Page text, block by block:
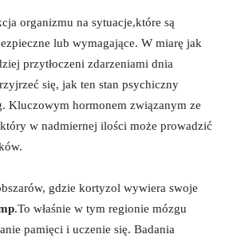
organizmu na sytuacje,które są
lub wymagające. W miarę jak
przytłoczeni zdarzeniami dnia
się, jak ten stan psychiczny
Kluczowym hormonem związanym ze
w nadmiernej ilości może prowadzić
gdzie kortyzol wywiera swoje
.To właśnie w tym regionie mózgu
pamięci i uczenie się. Badania